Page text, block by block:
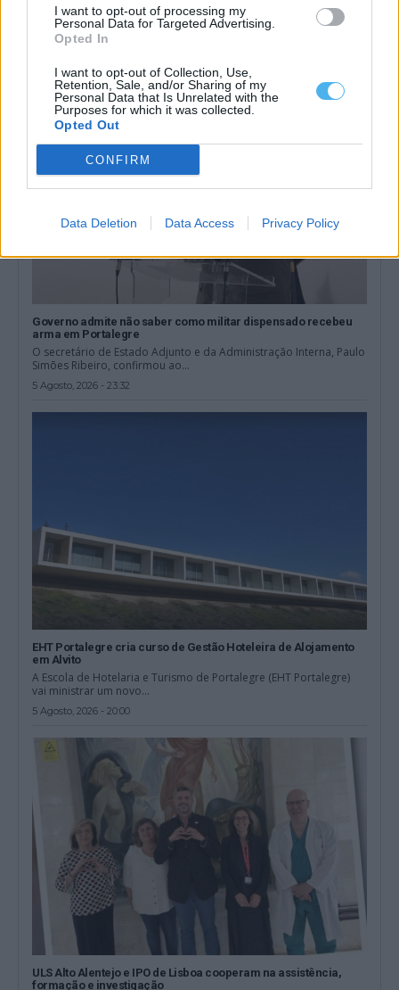
I want to opt-out of processing my
Personal Data for Targeted Advertising.
Opted In
I want to opt-out of Collection, Use,
Retention, Sale, and/or Sharing of my
Personal Data that Is Unrelated with the
Purposes for which it was collected.
Opted Out
CONFIRM
Data Deletion Data Access Privacy Policy
em áreas protegidas
Quatro entidades com ligação ao Alentejo vão receber um total
de 738,8 mil euros...
Governo admite não saber como militar dispensado recebeu
arma em Portalegre
O secretário de Estado Adjunto e da Administração Interna, Paulo
Simões Ribeiro, confirmou ao...
5 Agosto, 2026 - 23:32
EHT Portalegre cria curso de Gestão Hoteleira de Alojamento
em Alvito
A Escola de Hotelaria e Turismo de Portalegre (EHT Portalegre)
vai ministrar um novo...
5 Agosto, 2026 - 20:00
ULS Alto Alentejo e IPO de Lisboa cooperam na assistência,
formação e investigação